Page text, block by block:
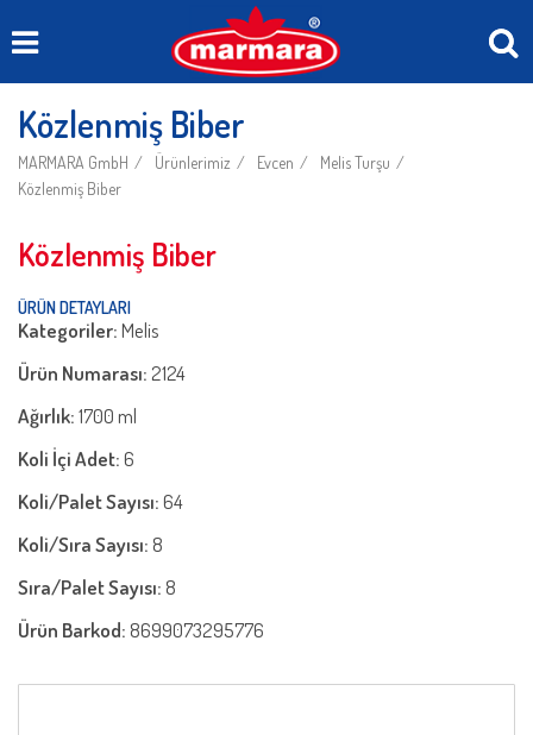
Közlenmiş Biber
MARMARA GmbH Ürünlerimiz Evcen
Melis Turşu
Közlenmiş Biber
Közlenmiş Biber
ÜRÜN DETAYLARI
Kategoriler:Melis
Ürün Numarası:2124
Ağırlık:1700 ml
Koli İçi Adet:6
Koli/Palet Sayısı:64
Koli/Sıra Sayısı: 8
Sıra/Palet Sayısı: 8
Ürün Barkod: 8699073295776